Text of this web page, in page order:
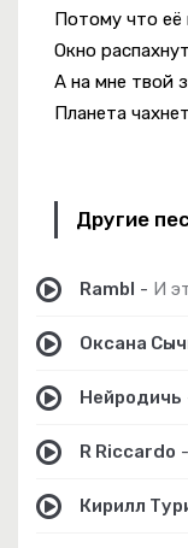
Потому что её
Окно
А на мне твой
Планета чахнет
Другие
Rambl - И
Оксана
Нейродичь
R Riccardo -
Кирилл